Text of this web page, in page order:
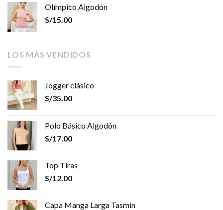
Olímpico Algodón
S/15.00
LOS MÁS VENDIDOS
Jogger clásico
S/35.00
Polo Básico Algodón
S/17.00
Top Tiras
S/12.00
Capa Manga Larga Tasmin